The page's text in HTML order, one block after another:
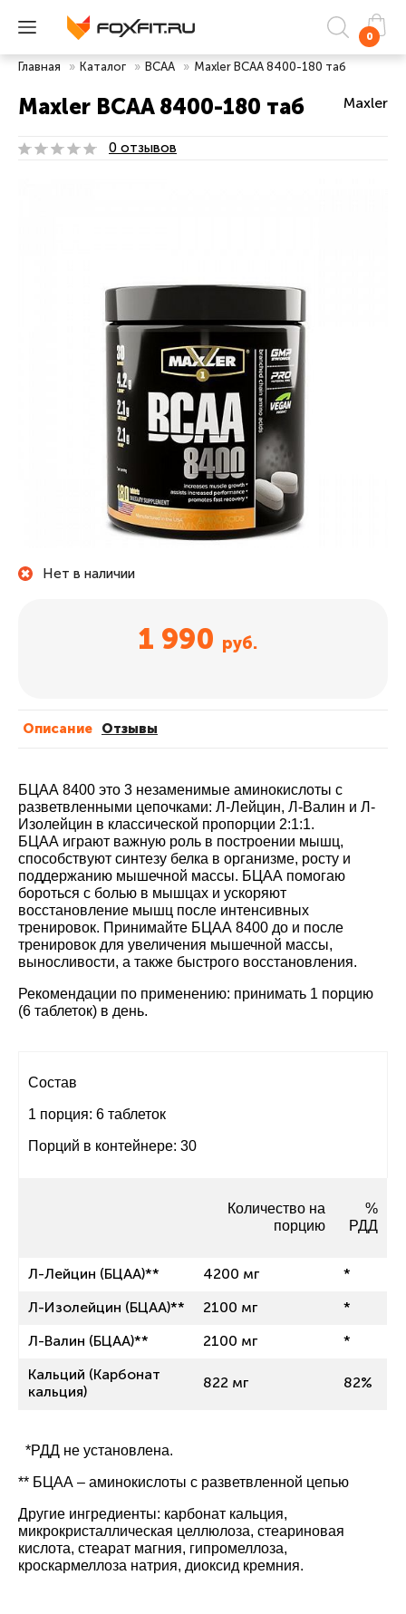
0
Главная » Каталог » ВСАА » Maxler BCAA 8400-180 таб
Maxler BCAA 8400-180 таб Maxler
0 отзывов
Нет в наличии
1 990 руб.
Описание Отзывы
БЦАА 8400 это 3 незаменимые аминокислоты с
разветвленными цепочками: Л-Лейцин, Л-Валин и Л-
Изолейцин в классической пропорции 2:1:1.
БЦАА играют важную роль в построении мышц,
способствуют синтезу белка в организме, росту и
поддержанию мышечной массы. БЦАА помогаю
бороться с болью в мышцах и ускоряют
восстановление мышц после интенсивных
тренировок. Принимайте БЦАА 8400 до и после
тренировок для увеличения мышечной массы,
выносливости, а также быстрого восстановления.
Рекомендации по применению: принимать 1 порцию
(6 таблеток) в день.
Состав
1 порция: 6 таблеток
Порций в контейнере: 30
Количество на
порцию
%
РДД
Л-Лейцин (БЦАА)** 4200 мг
*
Л-Изолейцин (БЦАА)**
2100 мг
*
Л-Валин (БЦАА)**
2100 мг
*
Кальций (Карбонат
кальция)
822 мг 82%
*РДД не установлена.
** БЦАА – аминокислоты с разветвленной цепью
Другие ингредиенты: карбонат кальция,
микрокристаллическая целлюлоза, стеариновая
кислота, стеарат магния, гипромеллоза,
кроскармеллоза натрия, диоксид кремния.